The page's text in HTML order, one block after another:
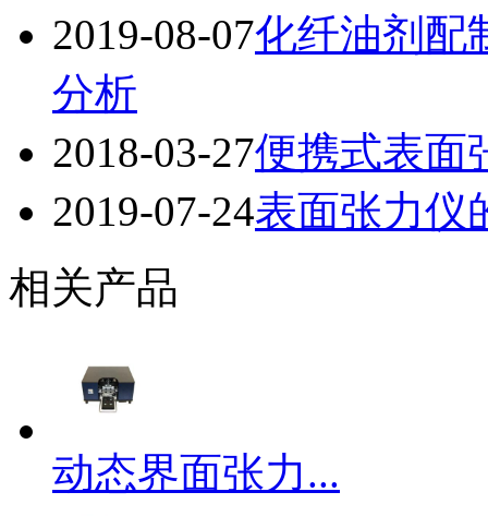
2019-08-07化纤油剂配
分析
2018-03-27便携式表面
2019-07-24表面张力仪
相关产品
动态界面张力...